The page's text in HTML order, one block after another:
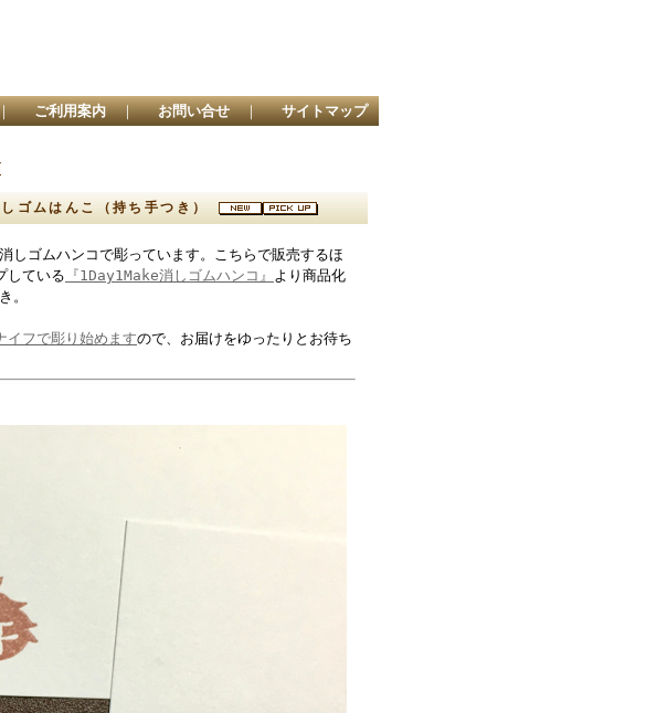
ご利用案内 ｜ お問い合せ ｜ サイトマップ
ゴムはんこ（持ち手つき）
しゴムハンコで彫っています。こちらで販売するほ
している 『1Day1Make消しゴムハンコ』
より商品化
。
イフで彫り始めますので、お届けをゆったりとお待ち